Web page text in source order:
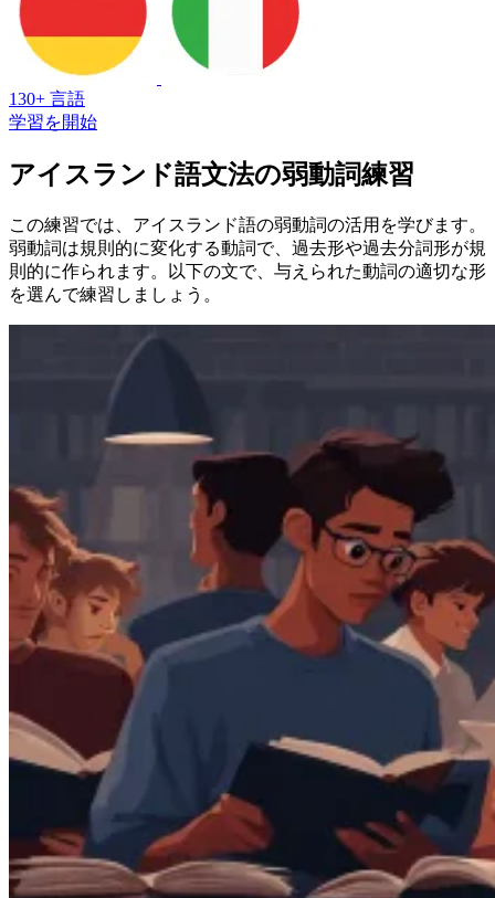
130+ 言語
学習を開始
アイスランド語文法の弱動詞練習
この練習では、アイスランド語の弱動詞の活用を学びます。
弱動詞は規則的に変化する動詞で、過去形や過去分詞形が規
則的に作られます。以下の文で、与えられた動詞の適切な形
を選んで練習しましょう。